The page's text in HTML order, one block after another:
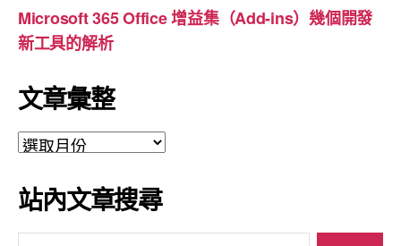
Microsoft 365 Office 增益集（Add-ins）幾個開發
新工具的解析
文章彙整
文
彙
整
站內文章搜尋